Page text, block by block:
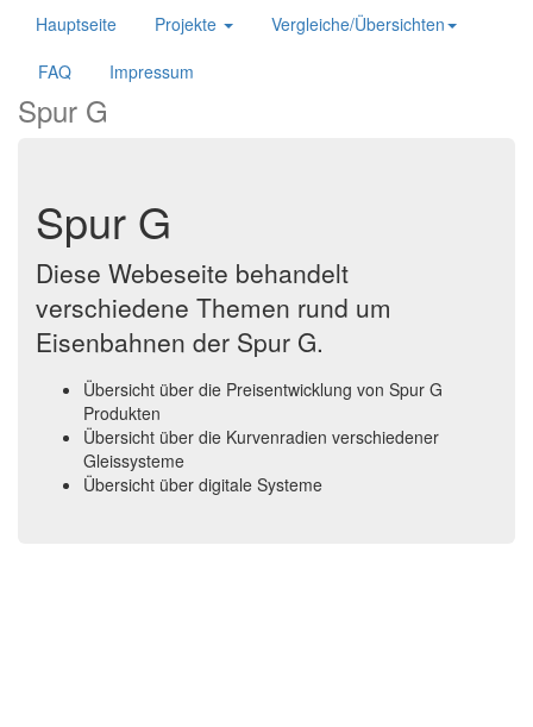
Hauptseite Projekte
Vergleiche/Übersichten
FAQ
Impressum
Spur G
Spur G
Diese Webeseite behandelt
verschiedene Themen rund um
Eisenbahnen der Spur G.
Übersicht über die Preisentwicklung von Spur G
Produkten
Übersicht über die Kurvenradien verschiedener
Gleissysteme
Übersicht über digitale Systeme